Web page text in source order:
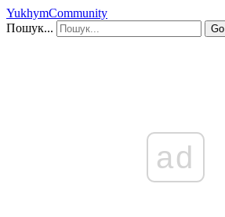
YukhymCommunity
Пошук...
Go
ad